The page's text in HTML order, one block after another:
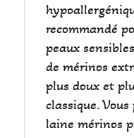
recommandé
peaux
de mérinos
plus doux et
classique.
laine mérinos